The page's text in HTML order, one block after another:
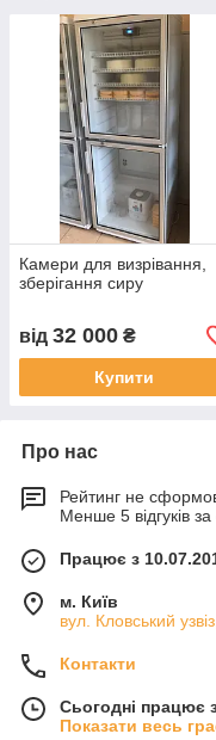
Камери для визрівання,
зберігання сиру
від 32 000 ₴
Купити
Про нас
Рейтинг не
Менше 5 відгуків за
Працює з
м. Київ
вул. Кловський
Контакти
Сьогодні працює
Показати весь